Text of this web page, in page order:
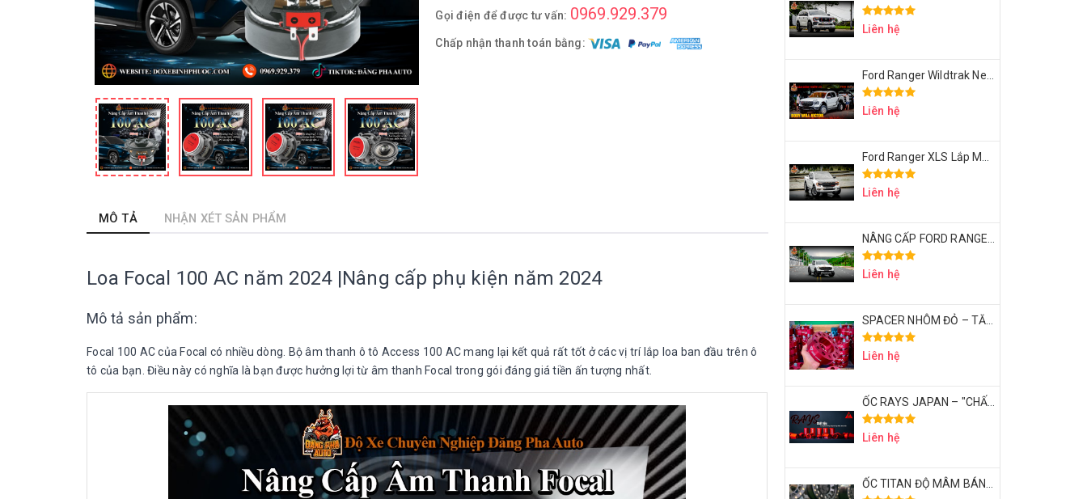
Gọi điện để được tư vấn: 0969.929.379
Chấp nhận thanh toán bằng:
MÔ TẢ NHẬN XÉT SẢN PHẨM
Loa Focal 100 AC năm 2024 |Nâng cấp phụ kiện năm 2024
Mô tả sản phẩm:
Focal 100 AC của Focal có nhiều dòng. Bộ âm thanh ô tô Access 100 AC mang lại kết quả rất tốt ở các vị trí lắp loa ban đầu trên ô
tô của bạn. Điều này có nghĩa là bạn được hưởng lợi từ âm thanh Focal trong gói đáng giá tiền ấn tượng nhất.
Liên hệ
Liên hệ
Liên hệ
Liên hệ
Liên hệ
Liên hệ